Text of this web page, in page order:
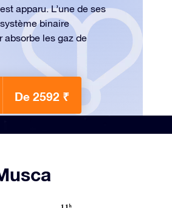
apparu. L’une de ses
binaire
absorbe les gaz de
De 2592 ₹